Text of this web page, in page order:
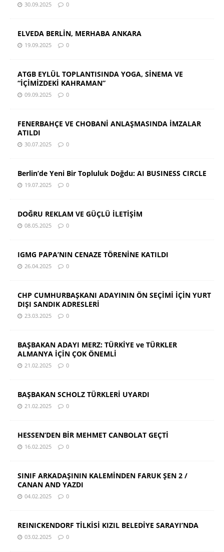
30.09.2025 0
ELVEDA BERLİN, MERHABA ANKARA
19.09.2025 0
ATGB EYLÜL TOPLANTISINDA YOGA, SİNEMA VE
“İÇİMİZDEKİ KAHRAMAN”
09.09.2025 0
FENERBAHÇE VE CHOBANİ ANLAŞMASINDA İMZALAR
ATILDI
30.07.2025 0
Berlin’de Yeni Bir Topluluk Doğdu: AI BUSINESS CIRCLE
19.07.2025 0
DOĞRU REKLAM VE GÜÇLÜ İLETİŞİM
08.05.2025 0
IGMG PAPA’NIN CENAZE TÖRENİNE KATILDI
26.04.2025 0
CHP CUMHURBAŞKANI ADAYININ ÖN SEÇİMİ İÇİN YURT
DIŞI SANDIK ADRESLERİ
23.03.2025 0
BAŞBAKAN ADAYI MERZ: TÜRKİYE ve TÜRKLER
ALMANYA İÇİN ÇOK ÖNEMLİ
21.02.2025 0
BAŞBAKAN SCHOLZ TÜRKLERİ UYARDI
21.02.2025 0
HESSEN’DEN BİR MEHMET CANBOLAT GEÇTİ
16.02.2025 0
SINIF ARKADAŞININ KALEMİNDEN FARUK ŞEN 2 /
CANAN AND YAZDI
04.02.2025 0
REINICKENDORF TİLKİSİ KIZIL BELEDİYE SARAYI’NDA
03.02.2025 0